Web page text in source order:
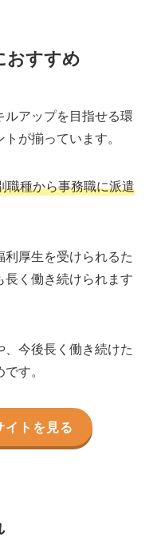
おすすめ
ルアップを目指せる環
が揃っています。
職種から事務職に派遣
利厚生を受けられるた
く働き続けられます
今後長く働き続けた
す。
イトを見る